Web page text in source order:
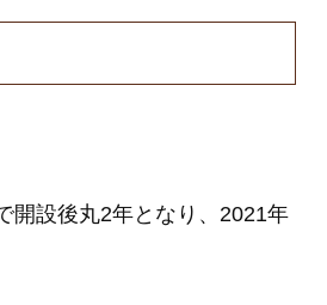
開設後丸2年となり、2021年